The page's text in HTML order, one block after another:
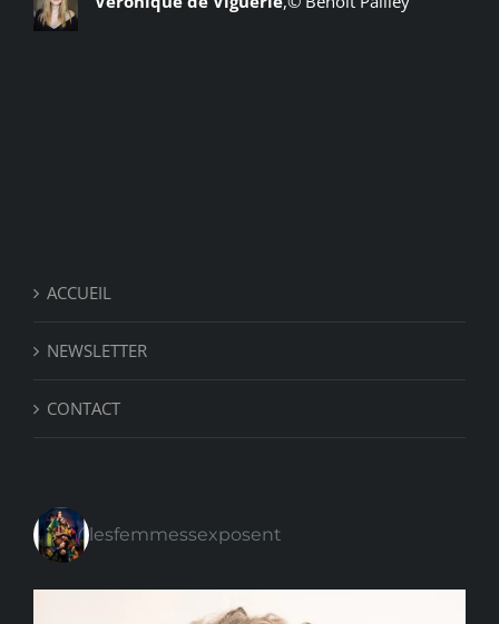
ACCUEIL
NEWSLETTER
CONTACT
lesfemmessexposent